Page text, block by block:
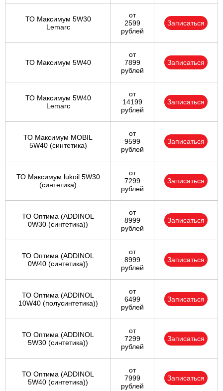
ТО Максимум 5W30
Lemarc
от
2599
рублей
Записаться
ТО Максимум 5W40
от
7899
рублей
Записаться
ТО Максимум 5W40
Lemarc
от
14199
рублей
Записаться
ТО Максимум MOBIL
5W40 (синтетика)
от
9599
рублей
Записаться
ТО Максимум lukoil 5W30
(синтетика)
от
7299
рублей
Записаться
ТО Оптима (ADDINOL
0W30 (синтетика))
от
8999
рублей
Записаться
ТО Оптима (ADDINOL
0W40 (синтетика))
от
8999
рублей
Записаться
ТО Оптима (ADDINOL
10W40 (полусинтетика))
от
6499
рублей
Записаться
ТО Оптима (ADDINOL
5W30 (синтетика))
от
7299
рублей
Записаться
ТО Оптима (ADDINOL
5W40 (синтетика))
от
7999
рублей
Записаться